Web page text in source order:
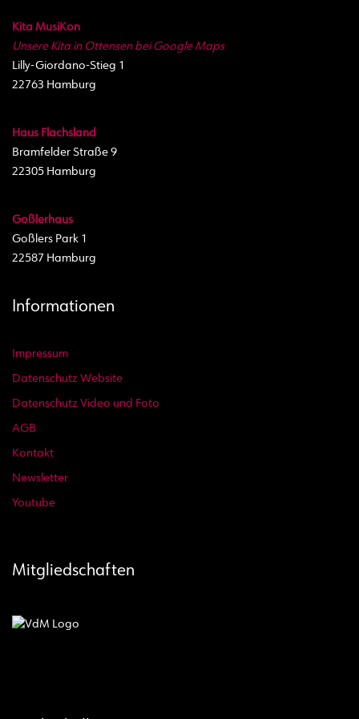
Kita MusiKon
Unsere Kita in Ottensen bei Google Maps
Lilly-Giordano-Stieg 1
22763 Hamburg
Haus Flachsland
Bramfelder Straße 9
22305 Hamburg
Goßlerhaus
Goßlers Park 1
22587 Hamburg
Informationen
Impressum
Datenschutz Website
Datenschutz Video und Foto
AGB
Kontakt
Newsletter
Youtube
Mitgliedschaften